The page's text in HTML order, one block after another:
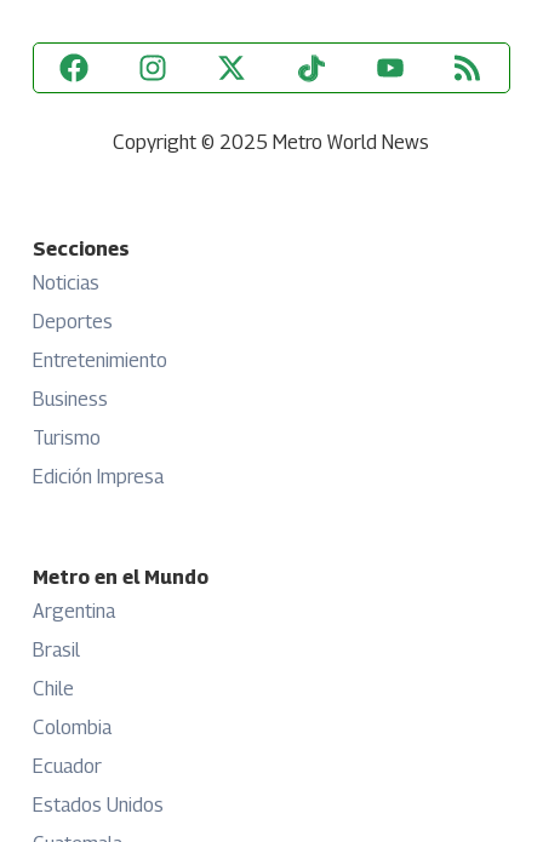
Copyright © 2025 Metro World News
Secciones
Noticias
Deportes
Entretenimiento
Business
Turismo
Edición Impresa
Metro en el Mundo
Argentina
Brasil
Chile
Colombia
Ecuador
Estados Unidos